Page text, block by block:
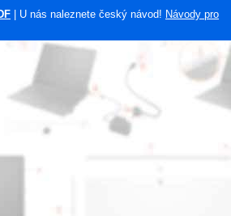
| U nás naleznete český návod! Návody pro